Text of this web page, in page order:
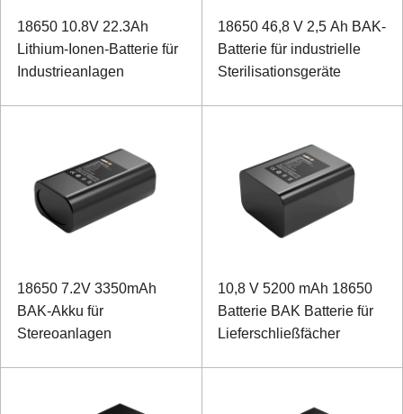
18650 10.8V 22.3Ah
Lithium-Ionen-Batterie für
Industrieanlagen
18650 46,8 V 2,5 Ah BAK-
Batterie für industrielle
Sterilisationsgeräte
18650 7.2V 3350mAh
BAK-Akku für
Stereoanlagen
10,8 V 5200 mAh 18650
Batterie BAK Batterie für
Lieferschließfächer